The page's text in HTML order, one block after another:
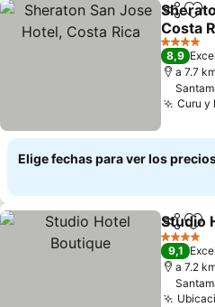
Costa
Ver
4 Estrellas
8,9
a 7.7
Curu y
Elige fechas para ver los
Studio
4 Estrellas
9,1
a 7.2